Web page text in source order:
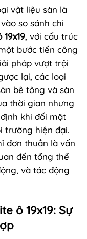
vật liệu sàn là
so sánh chi
, với cấu trúc
bước tiến công
pháp vượt trội
lại, các loại
bê tông và sàn
thời gian nhưng
khi đối mặt
trường hiện đại.
đơn thuần là vấn
đến tổng thể
và tác động
ô 19x19: Sự